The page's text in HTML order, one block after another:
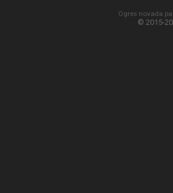
Ogres novada
© 2015-